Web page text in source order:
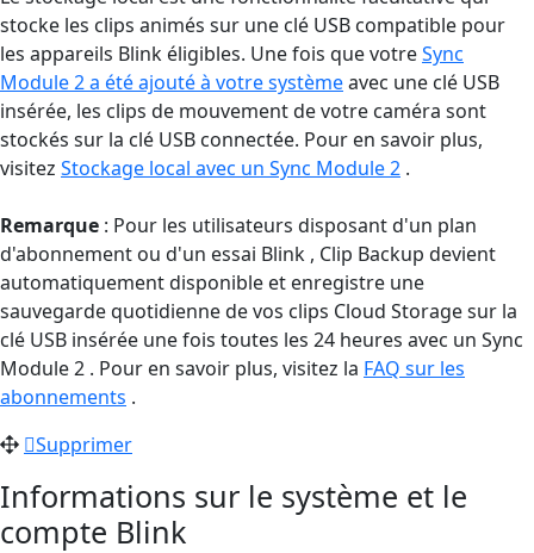
stocke les clips animés sur une clé USB compatible pour
les appareils Blink éligibles. Une fois que votreSync
Module 2 a été ajouté à votre systèmeavec une clé USB
insérée, les clips de mouvement de votre caméra sont
stockés sur la clé USB connectée. Pour en savoir plus,
visitez Stockage local avec un Sync Module 2 .
Remarque : Pour les utilisateurs disposant d'un plan
d'abonnement ou d'un essai Blink , Clip Backup devient
automatiquement disponible et enregistre une
sauvegarde quotidienne de vos clips Cloud Storage sur la
clé USB insérée une fois toutes les 24 heures avec un Sync
Module 2 . Pour en savoir plus, visitez la FAQ sur les
abonnements .
Supprimer
Informations sur le système et le
compte Blink